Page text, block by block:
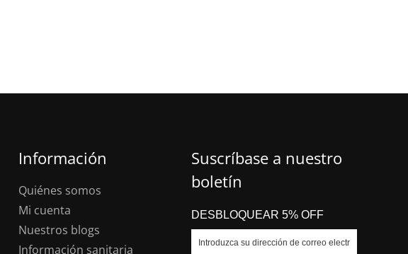
Información
Quiénes somos
Mi cuenta
Nuestros blogs
Información sanitaria
Suscríbase a nuestro
boletín
DESBLOQUEAR 5% OFF